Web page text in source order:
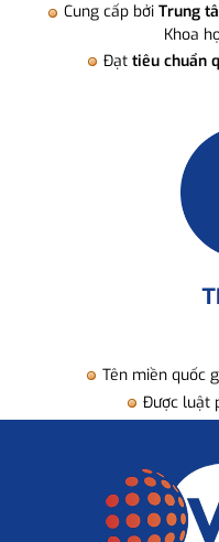
Cung cấp bởi Trung
Khoa
Đạt tiêu chuẩn
Tên miền quốc
Được luật